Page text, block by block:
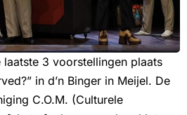
3 voorstellingen plaats
in d’n Binger in Meijel. De
C.O.M. (Culturele